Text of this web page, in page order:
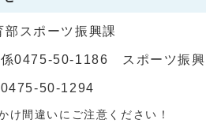
部スポーツ振興課
係0475-50-1186 スポーツ振
50-1294
け間違いにご注意ください！